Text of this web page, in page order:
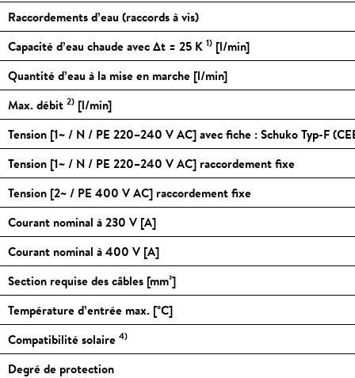
Raccordements d’eau (raccords à vis)
Capacité d’eau chaude avec Δt = 25 K 1) [l/min]
Quantité d’eau à la mise en marche [l/min]
Max. débit 2) [l/min]
Tension [1~ / N / PE 220–240 V AC] avec fiche : Schuko Typ-F
Tension [1~ / N / PE 220–240 V AC] raccordement fixe
Tension [2~ / PE 400 V AC] raccordement fixe
Courant nominal à 230 V [A]
Courant nominal à 400 V [A]
Section requise des câbles [mm²]
Température d’entrée max. [°C]
Compatibilité solaire 4)
Degré de protection